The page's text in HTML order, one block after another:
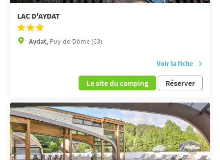
LAC D'AYDAT
Aydat, Puy-de-Dôme (63)
Voir la fiche
Le site du camping Réserver